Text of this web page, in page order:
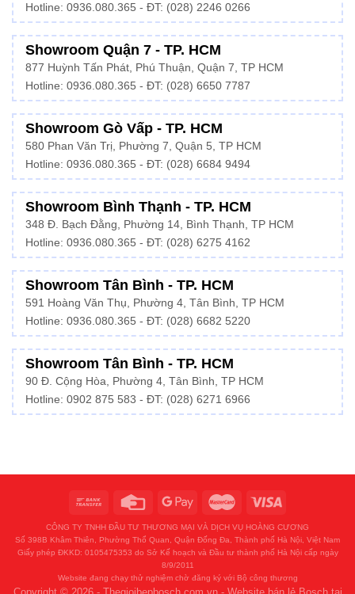
Hotline: 0936.080.365 - ĐT: (028) 2246 0266
Showroom Quận 7 - TP. HCM
877 Huỳnh Tấn Phát, Phú Thuận, Quận 7, TP HCM
Hotline: 0936.080.365 - ĐT: (028) 6650 7787
Showroom Gò Vấp - TP. HCM
580 Phan Văn Trị, Phường 7, Quận 5, TP HCM
Hotline: 0936.080.365 - ĐT: (028) 6684 9494
Showroom Bình Thạnh - TP. HCM
348 Đ. Bạch Đằng, Phường 14, Bình Thạnh, TP HCM
Hotline: 0936.080.365 - ĐT: (028) 6275 4162
Showroom Tân Bình - TP. HCM
591 Hoàng Văn Thụ, Phường 4, Tân Bình, TP HCM
Hotline: 0936.080.365 - ĐT: (028) 6682 5220
Showroom Tân Bình - TP. HCM
90 Đ. Cộng Hòa, Phường 4, Tân Bình, TP HCM
Hotline: 0902 875 583 - ĐT: (028) 6271 6966
CÔNG TY TNHH ĐẦU TƯ THƯƠNG MẠI VÀ DỊCH VỤ HOÀNG CƯƠNG
Số 398B Khâm Thiên, Phường Thổ Quan, Quận Đống Đa, Thành phố Hà Nội, Việt Nam
Giấy phép ĐKKD: 0105475353 do Sở Kế hoạch và Đầu tư thành phố Hà Nội cấp ngày
8/9/2011
Website đang chạy thử nghiệm chờ đăng ký với Bộ công thương